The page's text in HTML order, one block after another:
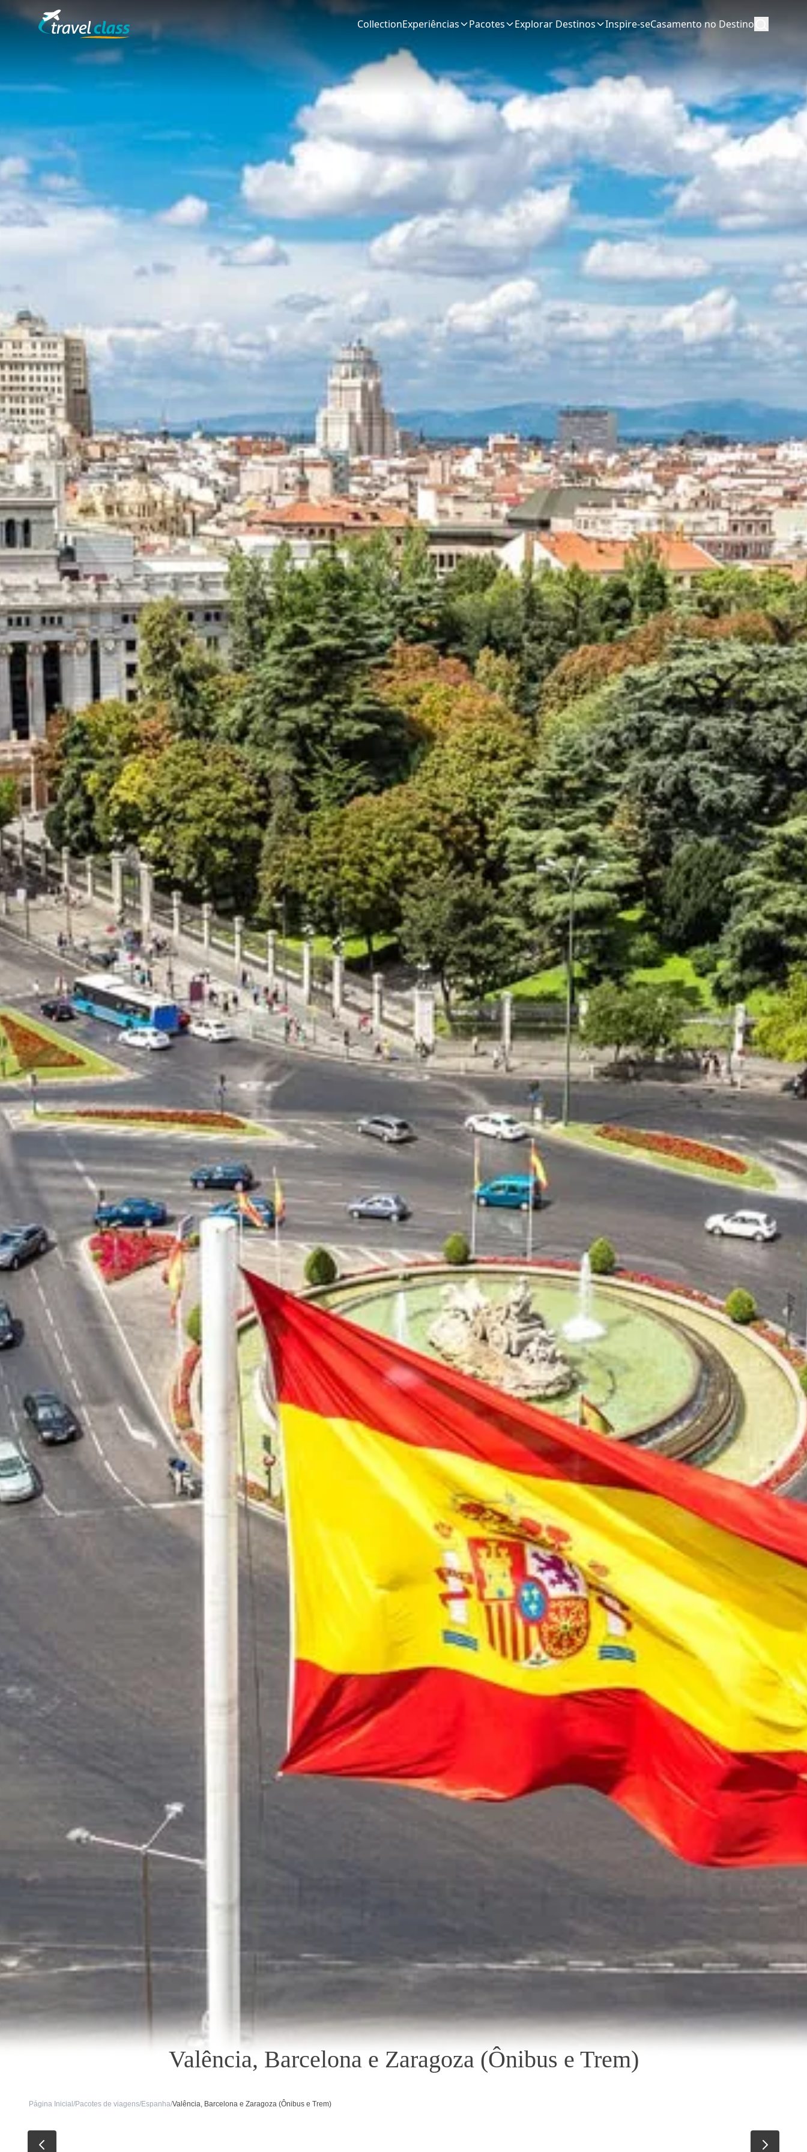
CollectionExperiências Pacotes Explorar Destinos Inspire-seCasamento no Destino
Valência, Barcelona e Zaragoza (Ônibus e Trem)
Página Inicial/Pacotes de viagens/Espanha/Valência, Barcelona e Zaragoza (Ônibus e Trem)